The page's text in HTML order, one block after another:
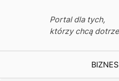
Portal dla tych,
którzy chcą
BIZNES